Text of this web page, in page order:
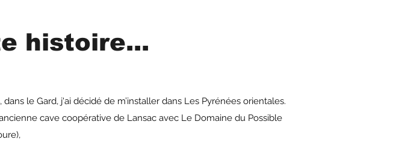
histoire...
le Gard, j'ai décidé de m’installer dans Les Pyrénées orientales.
cave coopérative de Lansac avec Le Domaine du Possible